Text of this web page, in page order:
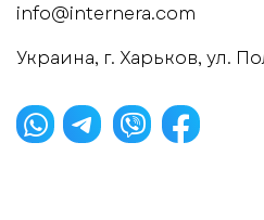
info@internera.com
Украина, г. Харьков, ул.